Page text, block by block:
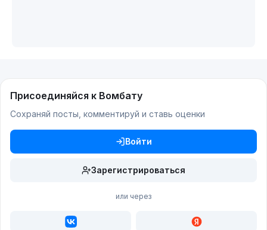
Присоединяйся к Вомбату
Сохраняй посты, комментируй и ставь оценки
Войти
Зарегистрироваться
или через